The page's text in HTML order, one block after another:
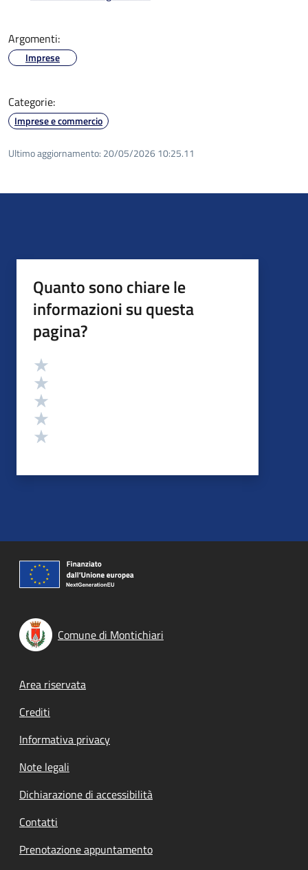
Argomenti:
Imprese
Categorie:
Imprese e commercio
Ultimo aggiornamento: 20/05/2026 10:25.11
Quanto sono chiare le
informazioni su questa
pagina?
Valutazione
Comune di Montichiari
Footer menu
Area riservata
Crediti
Informativa privacy
Note legali
Dichiarazione di accessibilità
Contatti
Prenotazione appuntamento